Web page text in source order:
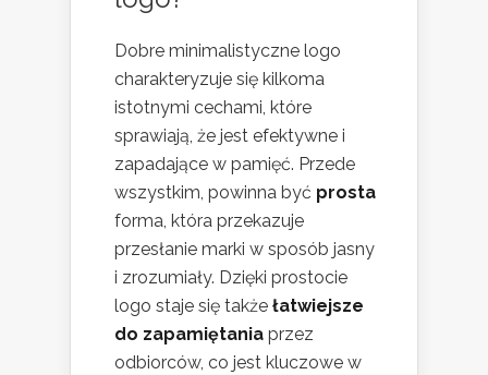
Dobre minimalistyczne logo
charakteryzuje się kilkoma
istotnymi cechami, które
sprawiają, że jest efektywne i
zapadające w pamięć. Przede
wszystkim, powinna być prosta
forma, która przekazuje
przesłanie marki w sposób jasny
i zrozumiały. Dzięki prostocie
logo staje się także łatwiejsze
do zapamiętania przez
odbiorców, co jest kluczowe w